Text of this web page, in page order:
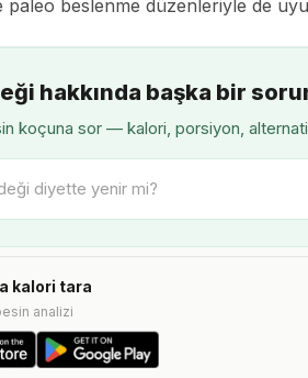
paleo beslenme düzenleriyle de
hakkında başka bir
koçuna sor — kalori, porsiyon,
kalori tara
analizi